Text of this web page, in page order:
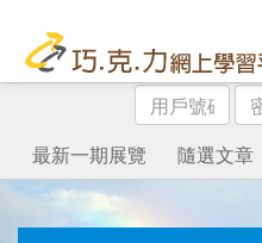
用
戶
號
碼
密
碼
最新一期展覽
隨選文章